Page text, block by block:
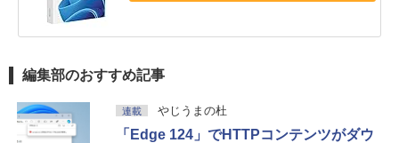
編集部のおすすめ記事
連載 やじうまの杜
「Edge 124」でHTTPコンテンツがダウ